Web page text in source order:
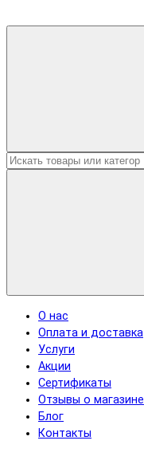
О нас
Оплата и доставка
Услуги
Акции
Сертификаты
Отзывы о магазине
Блог
Контакты